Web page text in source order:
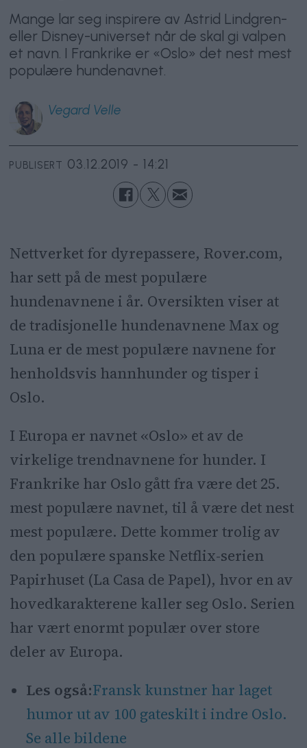
Mange lar seg inspirere av Astrid Lindgren-
eller Disney-universet når de skal gi valpen
et navn. I Frankrike er «Oslo» det nest mest
populære hundenavnet.
Vegard Velle
PUBLISERT 03.12.2019 - 14:21
Nettverket for dyrepassere, Rover.com,
har sett på de mest populære
hundenavnene i år. Oversikten viser at
de tradisjonelle hundenavnene Max og
Luna er de mest populære navnene for
henholdsvis hannhunder og tisper i
Oslo.
I Europa er navnet «Oslo» et av de
virkelige trendnavnene for hunder. I
Frankrike har Oslo gått fra være det 25.
mest populære navnet, til å være det nest
mest populære. Dette kommer trolig av
den populære spanske Netflix-serien
Papirhuset (La Casa de Papel), hvor en av
hovedkarakterene kaller seg Oslo. Serien
har vært enormt populær over store
deler av Europa.
Les også:Fransk kunstner har laget
humor ut av 100 gateskilt i indre Oslo.
Se alle bildene